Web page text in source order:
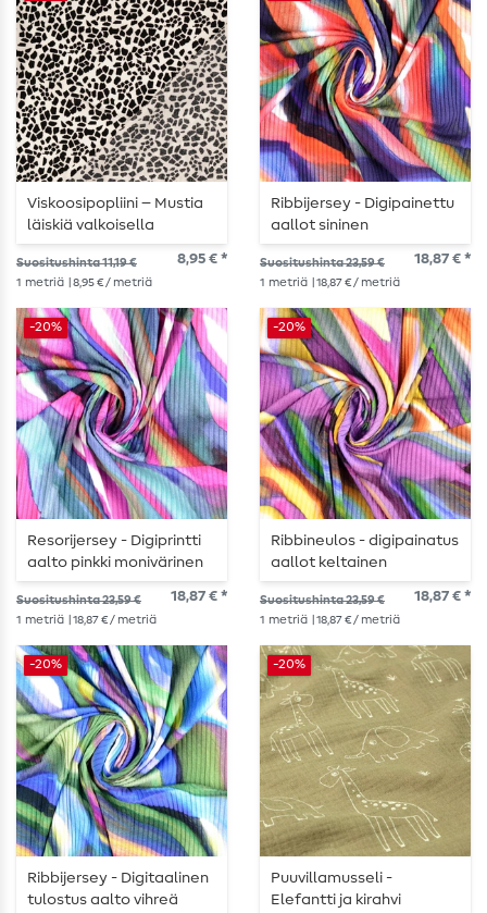
Viskoosipopliini – Mustia
läiskiä valkoisella
Suositushinta 11,19 € 8,95 € *
1 metriä | 8,95 € / metriä
Ribbijersey - Digipainettu
aallot sininen
monivärinen
Suositushinta 23,59 € 18,87 € *
1 metriä | 18,87 € / metriä
-20%
Resorijersey - Digiprintti
aalto pinkki monivärinen
Suositushinta 23,59 € 18,87 € *
1 metriä | 18,87 € / metriä
-20%
Ribbineulos - digipainatus
aallot keltainen
monivärinen
Suositushinta 23,59 € 18,87 € *
1 metriä | 18,87 € / metriä
-20%
Ribbijersey - Digitaalinen
tulostus aalto vihreä
-20%
Puuvillamusseli -
Elefantti ja kirahvi